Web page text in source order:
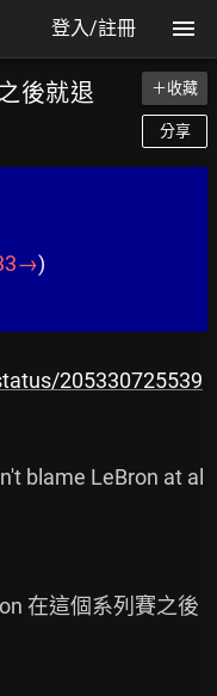
登入/註冊
後就退
＋收藏
分享
→)
205330725539
blame LeBron at al
在這個系列賽之後